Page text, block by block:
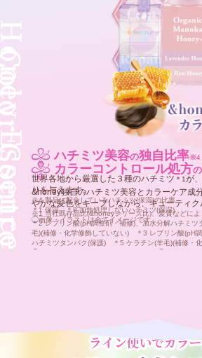
カラーキープ率 130％※1
カラー後の髪はアルカリ性に変化しキューテ
色素が抜けやすい状態。カラーキープ成分＊3
に寄せ、髪本来のpHである弱酸性に戻しキ
髪色を維持し、カラーキープ率130%※1を目
※1 当社既存品比(&honeyシリーズ比)、髪質などによ
カラーコントロール処方
&honey独自のハチミツ美容とカラーケア成
やかな髪色をキープしながら、キューティク
※1 当社既存品比(&honeyシリーズ比)、髪質などによ
＊2 レブリン酸(pH調整剤・補修)、加水分解ハチミツ
毛)(補修・化学修飾していない) ＊3 レブリン酸(pH
ハチミツタンパク(保護) ＊5 ケラチン(羊毛)(補修・
90％以上が
カラーケア成分
うるおい成分 ※3 とカラーケア成分＊2で髪の
スト処方です。
※2 基剤を除く、水を含む ※3 保湿・保護・カラー
＊1 保湿 ＊2 レブリン酸(pH調整剤・補修)、加水分
ケラチン(羊毛)(補修・化学修飾していない) ＊3 レ
＊5 ケラチン(羊毛)(補修・化学修飾していない) ＊6
ーNa(保湿) ＊7 アルガニアスピノサ核油(保湿・保護)
◯画像・イラストは全てイメージです
ハチミツ美容の独自比率※4
世界各地から厳選した３種のハチミツ ＊1が
りを与えます。
※4 製品に配合しているハチミツ(保湿)の比率
＊1 保湿 ＊8 加熱処理しないハチミツ(保湿)
◯画像・イラストは全てイメージです